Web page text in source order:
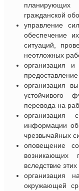
гражданской
управление
обеспечение
ситуаций,
неотложных
организация и
организация
устойчивого
перевода на
организация
информации об
чрезвычайных
оповещение
возникающих
вследствие
организация
окружающей